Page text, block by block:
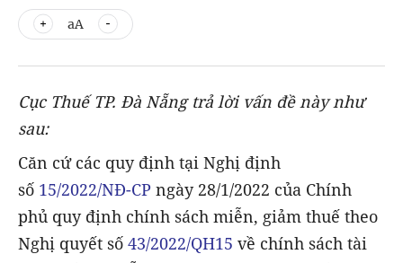
aA
Cục Thuế TP. Đà Nẵng trả lời vấn đề này như
sau:
Căn cứ các quy định tại Nghị định
số 15/2022/NĐ-CP ngày 28/1/2022 của Chính
phủ quy định chính sách miễn, giảm thuế theo
Nghị quyết số 43/2022/QH15 về chính sách tài